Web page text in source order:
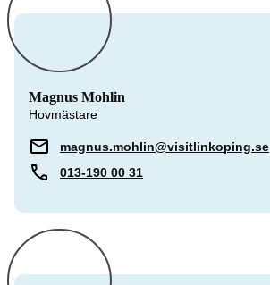
Magnus Mohlin
Hovmästare
magnus.mohlin@visitlinkoping.se
013-190 00 31